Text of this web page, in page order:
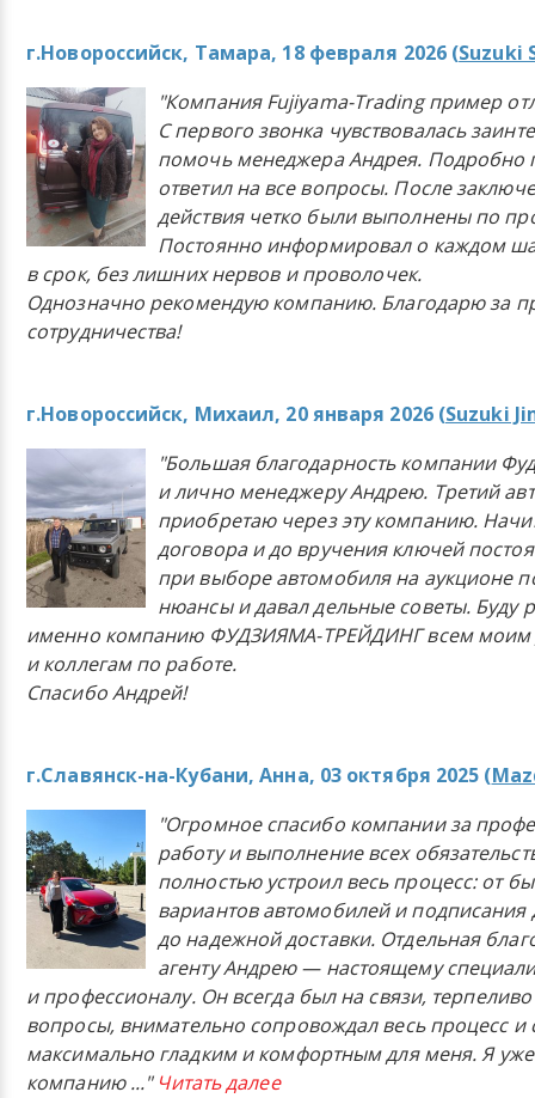
г.Новороссийск, Тамара, 18 февраля 2026 (Suzuki
"Компания Fujiyama-Trading пример
С первого звонка чувствовалась
помочь менеджера Андрея. Подробно
ответил на все вопросы. После
действия четко были выполнены по
Постоянно информировал о каждом
в срок, без лишних нервов и проволочек.
Однозначно рекомендую компанию. Благодарю за
сотрудничества!
г.Новороссийск, Михаил, 20 января 2026 (Suzuki
"Большая благодарность компании
и лично менеджеру Андрею. Третий
приобретаю через эту компанию.
договора и до вручения ключей
при выборе автомобиля на аукционе
нюансы и давал дельные советы. Буду
именно компанию ФУДЗИЯМА-ТРЕЙДИНГ всем моим
и коллегам по работе.
Спасибо Андрей!
г.Славянск-на-Кубани, Анна, 03 октября 2025 (
"Огромное спасибо компании за
работу и выполнение всех
полностью устроил весь процесс: от
вариантов автомобилей и подписания
до надежной доставки. Отдельная
агенту Андрею — настоящему
и профессионалу. Он всегда был на связи,
вопросы, внимательно сопровождал весь процесс и
максимально гладким и комфортным для меня. Я
компанию..." Читать далее